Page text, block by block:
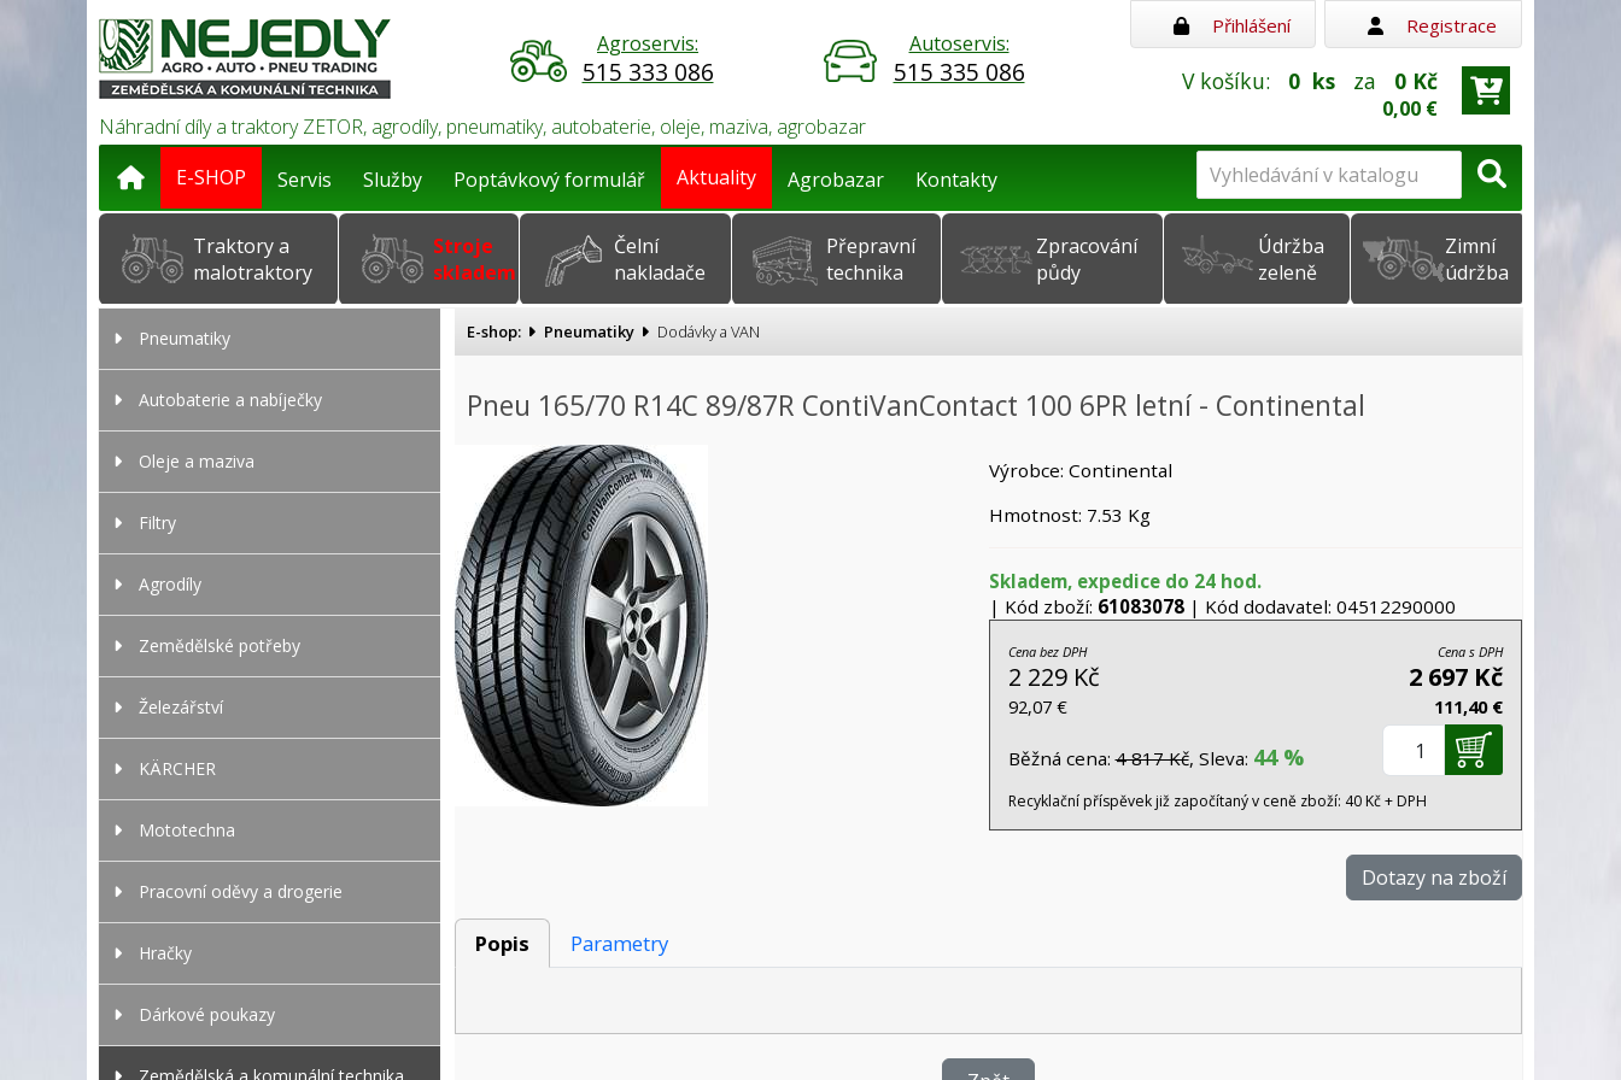
Přihlášení Registrace
Náhradní díly a traktory ZETOR, agrodíly, pneumatiky, autobaterie, oleje, maziva, agrobazar
Agroservis:
515 333 086
Autoservis:
515 335 086 V košíku: 0 ks za 0 Kč
0,00 €
E-SHOP Servis Služby Poptávkový formulář Aktuality Agrobazar Kontakty
Traktory a
malotraktory
Stroje
skladem
Čelní
nakladače
Přepravní
technika
Zpracování
půdy
Údržba
zeleně
Zimní
údržba
Pneumatiky
Autobaterie a nabíječky
Oleje a maziva
Filtry
Agrodíly
Zemědělské potřeby
Železářství
KÄRCHER
Mototechna
Pracovní oděvy a drogerie
Hračky
Dárkové poukazy
E-shop: Pneumatiky Dodávky a VAN
Pneu 165/70 R14C 89/87R ContiVanContact 100 6PR letní - Continental
Výrobce: Continental
Hmotnost: 7.53 Kg
Skladem, expedice do 24 hod.
| Kód zboží: 61083078| Kód dodavatel: 04512290000
Cena bez DPH
2 229 Kč
92,07 €
Cena s DPH
2 697 Kč
111,40 €
Běžná cena:4 817 Kč, Sleva: 44 %
Recyklační příspěvek již započítaný v ceně zboží: 40 Kč + DPH
Dotazy na zboží
Popis Parametry